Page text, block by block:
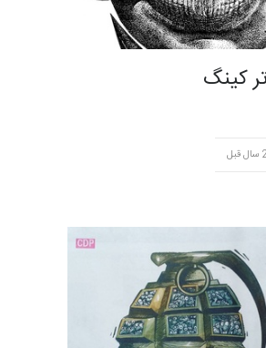
کینگ
قبل